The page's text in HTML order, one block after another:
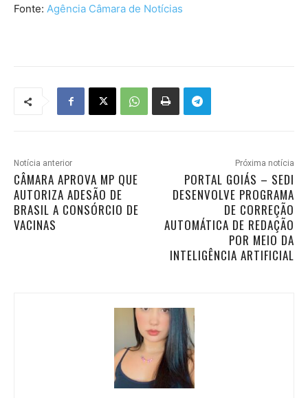
Fonte: Agência Câmara de Notícias
Notícia anterior
CÂMARA APROVA MP QUE
AUTORIZA ADESÃO DE
BRASIL A CONSÓRCIO DE
VACINAS
Próxima notícia
PORTAL GOIÁS – SEDI
DESENVOLVE PROGRAMA
DE CORREÇÃO
AUTOMÁTICA DE REDAÇÃO
POR MEIO DA
INTELIGÊNCIA ARTIFICIAL